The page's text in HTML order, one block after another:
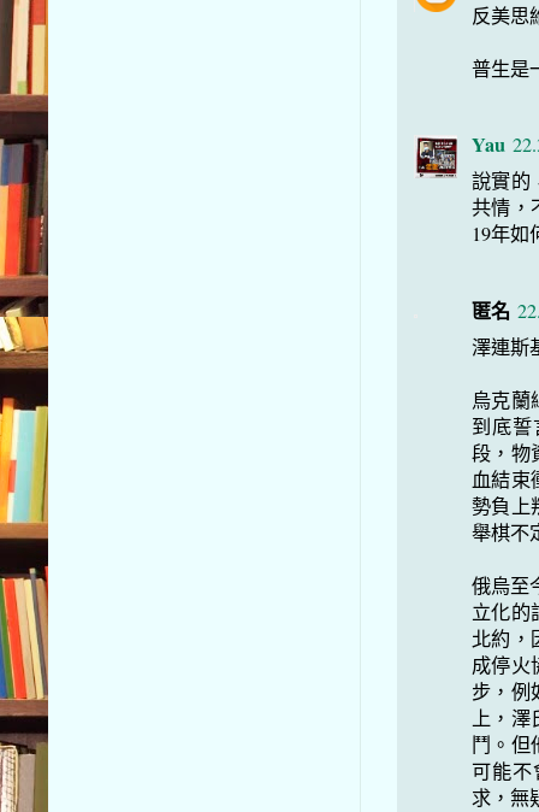
反美思
普生是
Yau
說實的
共情，
19年如
匿名
澤連斯
烏克蘭
到底
段，物
血結束
勢負上
舉棋不
俄烏至
立化的
北約，
成停火
步，例
上，澤
鬥。但
可能
求，無